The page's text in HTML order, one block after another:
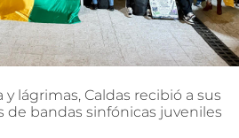
y lágrimas, Caldas recibió a sus
de bandas sinfónicas juveniles